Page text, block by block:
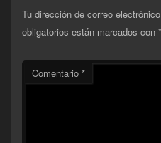
Tu dirección de correo
obligatorios están marcados con *
Comentario *